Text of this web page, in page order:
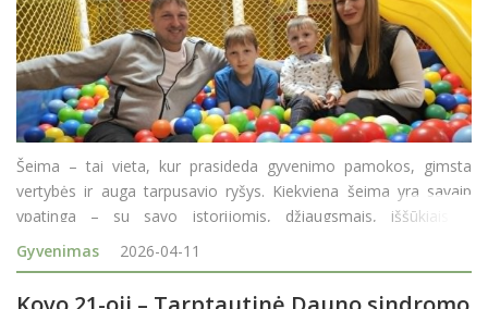
Šeima – tai vieta, kur prasideda gyvenimo pamokos, gimsta
vertybės ir auga tarpusavio ryšys. Kiekviena šeima yra savaip
ypatinga – su savo istorijomis, džiaugsmais, iššūkiais ir
tradicijomis. Rokiškio rajono savivaldybės Šeimos taryba,
Gyvenimas 2026-04-11